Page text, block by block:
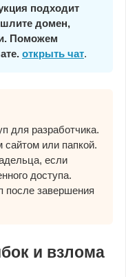
подходит
домен,
Поможем
открыть чат.
для разработчика.
или папкой.
если
доступа.
после завершения
и взлома